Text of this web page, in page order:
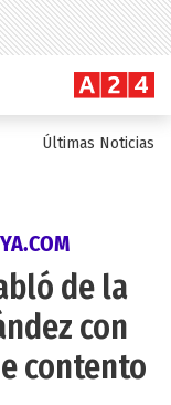
Últimas Noticias
de la
con
contento